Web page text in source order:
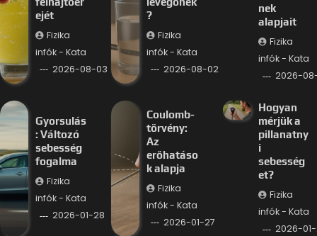
ejét
Fizika
infók - Kata
2026-08-03
?
Fizika
infók - Kata
2026-08-02
nek
alapjait
Fizika
infók - Kata
2026-
Gyorsulás
: Változó
sebesség
fogalma
Fizika
infók - Kata
2026-01-28
Coulomb-
törvény:
Az
erőhatáso
k alapja
Fizika
infók - Kata
2026-01-27
Hogyan
mérjük a
pillanatny
i
sebesség
et?
Fizika
infók - Kata
2026-